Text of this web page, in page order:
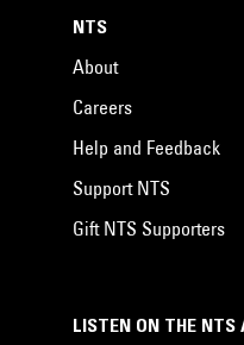
LISTEN ON THE NTS
NTS
About
Careers
Help and Feedback
Support NTS
Gift NTS Supporters